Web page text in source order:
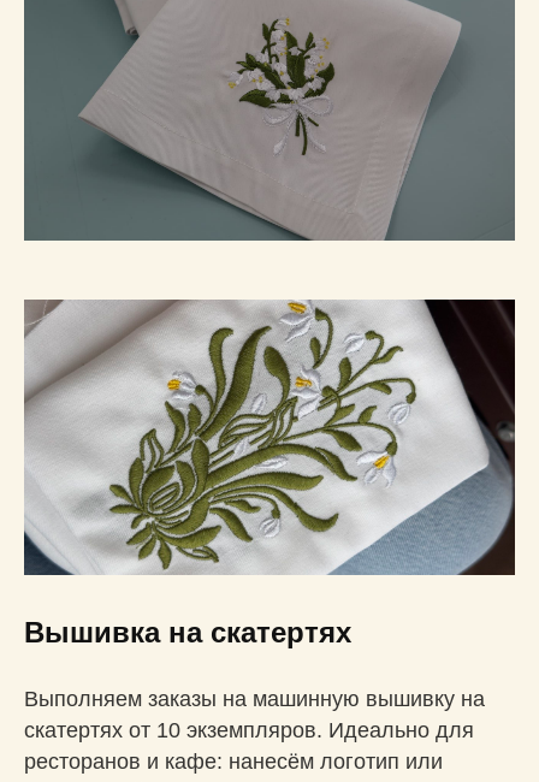
Вышивка на скатертях
Выполняем заказы на машинную вышивку на
скатертях от 10 экземпляров. Идеально для
ресторанов и кафе: нанесём логотип или